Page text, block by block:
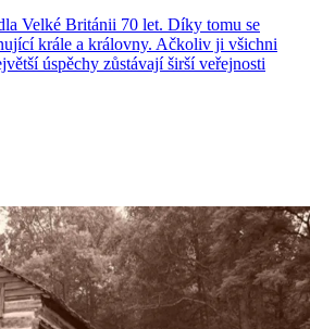
Velké Británii 70 let. Díky tomu se
krále a královny. Ačkoliv ji všichni
úspěchy zůstávají širší veřejnosti